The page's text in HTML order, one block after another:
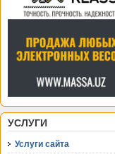
УСЛУГИ
Услуги сайта